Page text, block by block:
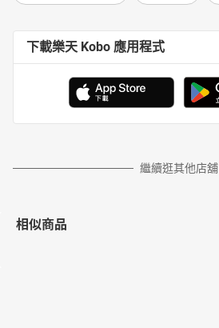
下載樂天 Kobo 應用程式
繼續逛其他店舖
相似商品